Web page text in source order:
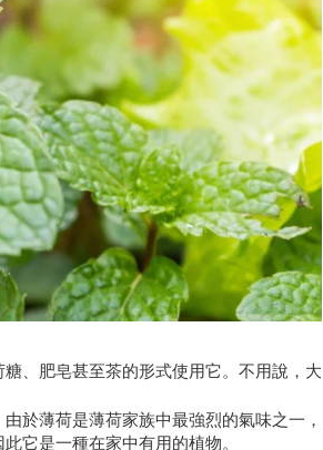
、肥皂甚至茶的形式使用它。不用說，大
於薄荷是薄荷家族中最強烈的氣味之一，
它是一種在家中有用的植物。